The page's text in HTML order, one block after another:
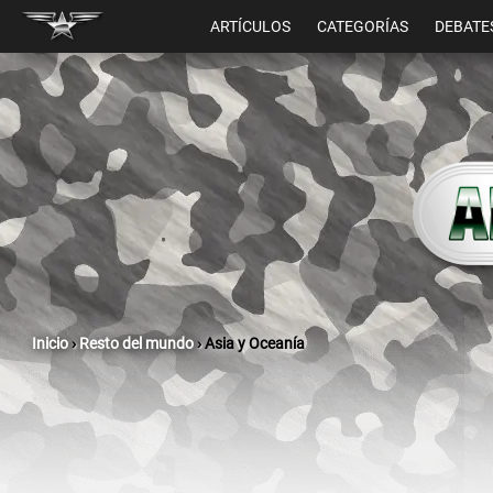
ARTÍCULOS CATEGORÍAS
Inicio› Resto del mundo›Asia y Oceanía